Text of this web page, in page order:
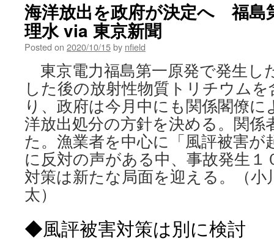
海洋放出を政府が決定へ 福島
理水 via 東京新聞
Posted on 2020/10/15by nfield
東京電力福島第一原発で発生し
した後の放射性物質トリチウム
り、政府は今月中にも関係閣僚
洋放出処分の方針を決める。関係
た。漁業者を中心に「風評被害が
に反対の声がある中、事故発生１
対策は新たな局面を迎える。（小
太）
◆風評被害対策は別に検討